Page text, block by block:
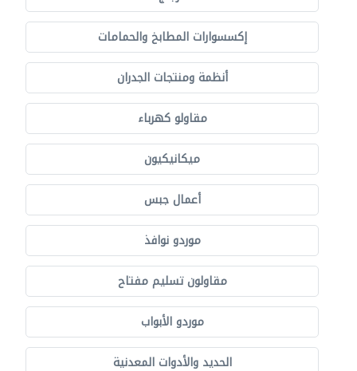
إكسسوارات المطابخ والحمامات
أنظمة ومنتجات الجدران
مقاولو كهرباء
ميكانيكيون
أعمال جبس
موردو نوافذ
مقاولون تسليم مفتاح
موردو الأبواب
الحديد والأدوات المعدنية